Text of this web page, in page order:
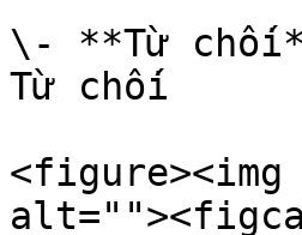
\- **Từ
Từ chối
<figure><img